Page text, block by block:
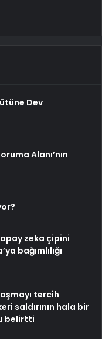
Dev
Alanı’nın
zeka çipini
bağımlılığı
tercih
saldırının hala bir
belirtti